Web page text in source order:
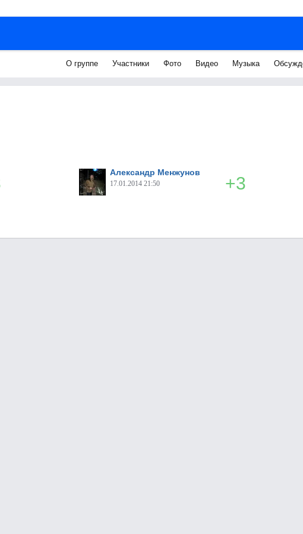
О группе Участники Фото Видео Музыка
Александр Менжунов
17.01.2014 21:50 +3